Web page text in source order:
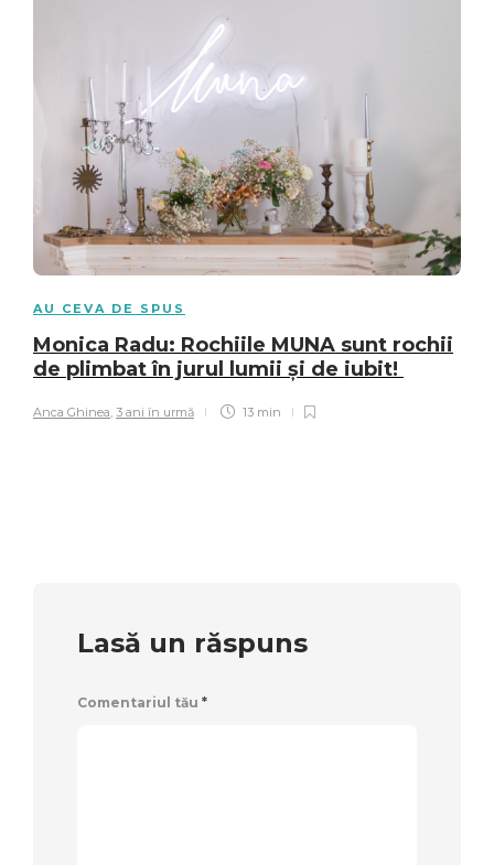
AU CEVA DE SPUS
Monica Radu: Rochiile MUNA sunt rochii
de plimbat în jurul lumii şi de iubit!
Anca Ghinea, 3 ani în urmă 13 min
Lasă un răspuns
Comentariul tău *